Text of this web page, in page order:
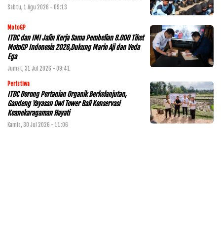
Sabtu, 1 Agu 2026 - 09:13
MotoGP
ITDC dan IMI Jalin Kerja Sama Pembelian 8.000 Tiket
MotoGP Indonesia 2026,Dukung Mario Aji dan Veda
Ega
Jumat, 31 Jul 2026 - 09:41
Peristiwa
ITDC Dorong Pertanian Organik Berkelanjutan,
Gandeng Yayasan Owl Tower Bali Konservasi
Keanekaragaman Hayati
Kamis, 30 Jul 2026 - 11:06